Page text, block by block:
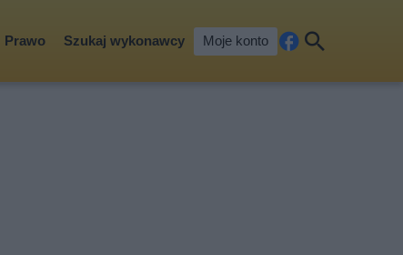
Prawo Szukaj wykonawcy Moje konto
cebkaj